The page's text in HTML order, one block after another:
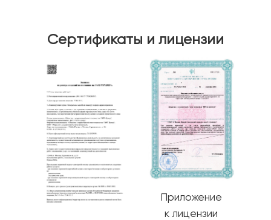
Сертификаты и лицензии
Приложение
к лицензии